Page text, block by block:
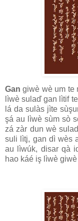
Gan giwè wè um te
lìwè sulaď gan lìtif
lá da sulàs jìte
şá au lìwè sùm sò
zá zàr dun wè
suli lìtj, gan dì wès
au lìwúk, disar qà
hao káé iş lìwè